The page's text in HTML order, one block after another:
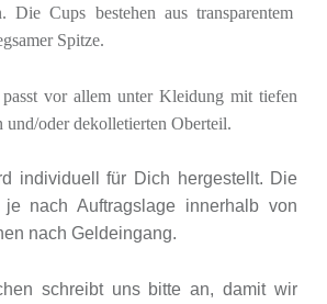
Die Cups bestehen aus transparentem
Spitze.
vor allem unter Kleidung mit tiefen
und/oder dekolletierten Oberteil.
individuell für Dich hergestellt. Die
je nach Auftragslage innerhalb von
nach Geldeingang.
schreibt uns bitte an, damit wir